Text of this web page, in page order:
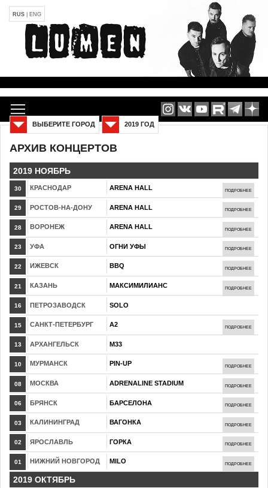
RUS ENG
АРХИВ КОНЦЕРТОВ
2019 ГОД
ВЫБЕРИТЕ ГОРОД
2019 НОЯБРЬ
30 КРАСНОДАР ARENA HALL ПОДРОБНЕЕ
29 РОСТОВ-НА-ДОНУ ARENA HALL ПОДРОБНЕЕ
28 ВОРОНЕЖ ARENA HALL ПОДРОБНЕЕ
23 УФА ОГНИ УФЫ ПОДРОБНЕЕ
22 ИЖЕВСК BBQ ПОДРОБНЕЕ
21 КАЗАНЬ МАКСИМИЛИАНС ПОДРОБНЕЕ
16 ПЕТРОЗАВОДСК SOLO
15 САНКТ-ПЕТЕРБУРГ А2 ПОДРОБНЕЕ
13 АРХАНГЕЛЬСК М33
10 МУРМАНСК PIN-UP ПОДРОБНЕЕ
08 МОСКВА ADRENALINE STADIUM ПОДРОБНЕЕ
06 БРЯНСК БАРСЕЛОНА ПОДРОБНЕЕ
03 КАЛИНИНГРАД ВАГОНКА ПОДРОБНЕЕ
02 ЯРОСЛАВЛЬ ГОРКА ПОДРОБНЕЕ
01 НИЖНИЙ НОВГОРОД MILO ПОДРОБНЕЕ
2019 ОКТЯБРЬ